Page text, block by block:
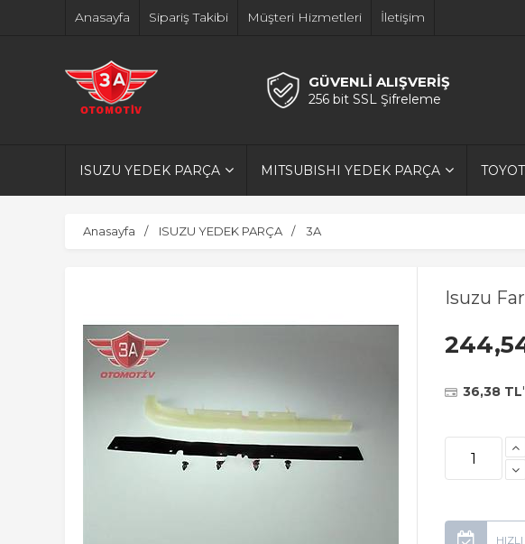
Anasayfa Sipariş Takibi Müşteri Hizmetleri İletişim
GÜVENLİ ALIŞVERİŞ
256 bit SSL Şifreleme
ISUZU YEDEK PARÇA MITSUBISHI YEDEK PARÇA
Anasayfa ISUZU YEDEK PARÇA 3A
Isuzu
36,38 TL